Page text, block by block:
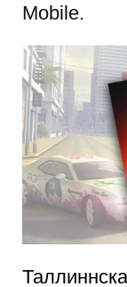
Mobile.